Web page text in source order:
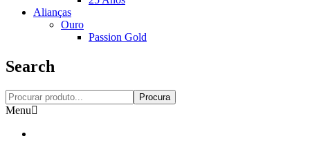
Alianças
Ouro
Passion Gold
Search
Procura
Menu